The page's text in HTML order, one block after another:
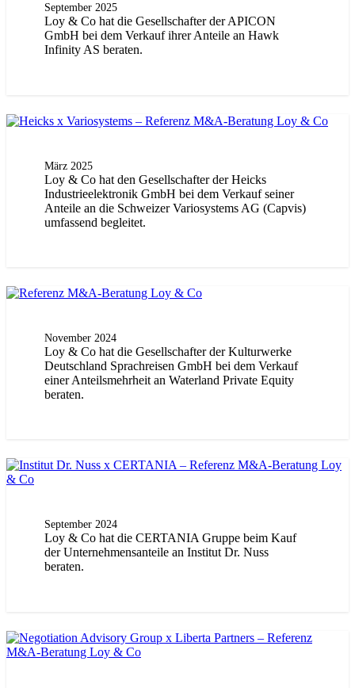
September 2025
Loy & Co hat die Gesellschafter der APICON
GmbH bei dem Verkauf ihrer Anteile an Hawk
Infinity AS beraten.
März 2025
Loy & Co hat den Gesellschafter der Heicks
Industrieelektronik GmbH bei dem Verkauf seiner
Anteile an die Schweizer Variosystems AG (Capvis)
umfassend begleitet.
November 2024
Loy & Co hat die Gesellschafter der Kulturwerke
Deutschland Sprachreisen GmbH bei dem Verkauf
einer Anteilsmehrheit an Waterland Private Equity
beraten.
September 2024
Loy & Co hat die CERTANIA Gruppe beim Kauf
der Unternehmensanteile an Institut Dr. Nuss
beraten.